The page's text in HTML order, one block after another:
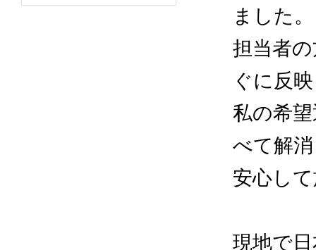
ました。
担当者
ぐに反
私の希
べて解
安心し
現地で